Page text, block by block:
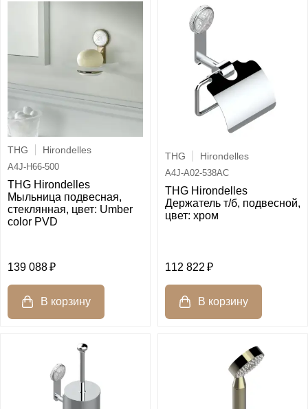
THG Hirondelles
A4J-H66-500
THG Hirondelles
Мыльница подвесная,
стеклянная, цвет: Umber
color PVD
139 088
THG Hirondelles
A4J-A02-538AC
THG Hirondelles
Держатель т/б, подвесной,
цвет: хром
112 822